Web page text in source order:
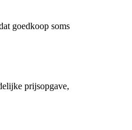
goedkoop soms
prijsopgave,